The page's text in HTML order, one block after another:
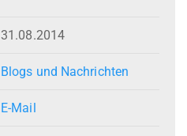
31.08.2014
Blogs und Nachrichten
E-Mail